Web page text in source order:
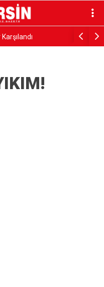
Şampiyonu Gazeteci